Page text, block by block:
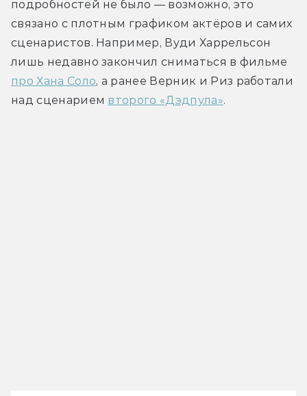
подробностей не было — возможно, это
связано с плотным графиком актёров и самих
сценаристов. Например, Вуди Харрельсон
про Хана Соло, а ранее Верник и Риз работали
над сценарием второго «Дэдпула».